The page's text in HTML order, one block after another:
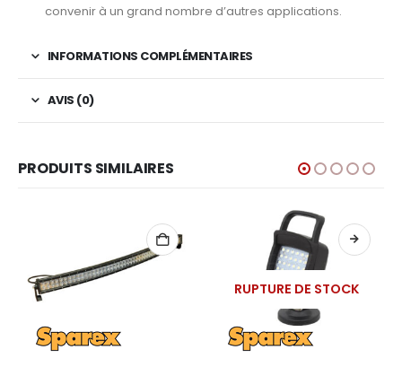
convenir à un grand nombre d’autres applications.
INFORMATIONS COMPLÉMENTAIRES
AVIS (0)
PRODUITS SIMILAIRES
RUPTURE DE STOCK